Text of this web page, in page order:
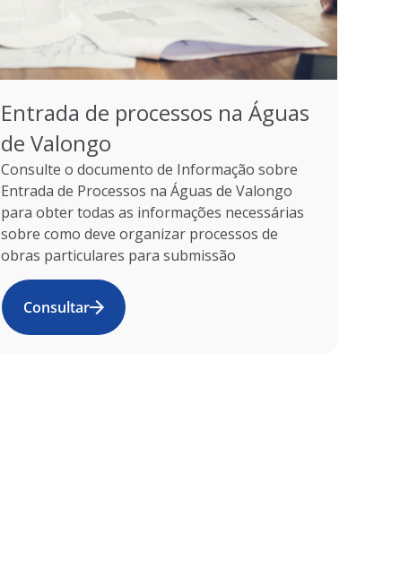
Entrada de processos na Águas
de Valongo
Consulte o documento de Informação sobre
Entrada de Processos na Águas de Valongo
para obter todas as informações necessárias
sobre como deve organizar processos de
obras particulares para submissão
Consultar